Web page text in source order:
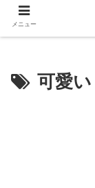
可愛い
メニュー